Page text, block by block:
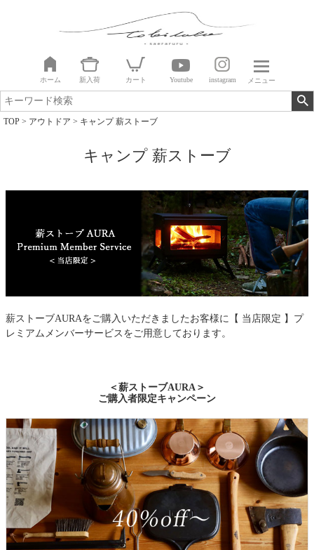
ホーム 新入荷 カート Youtube instagram メニュー
TOP アウトドア キャンプ 薪ストーブ
キャンプ 薪ストーブ
薪ストーブAURAをご購入いただきましたお客様に【 当店限定 】プ
レミアムメンバーサービスをご用意しております。
＜薪ストーブAURA＞
ご購入者限定キャンペーン